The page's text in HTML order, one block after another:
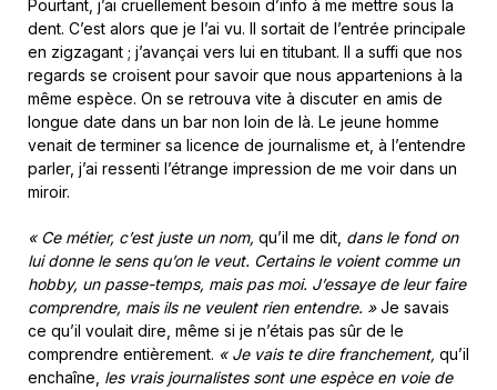
Pourtant, j’ai cruellement besoin d’info à me mettre sous la
dent. C’est alors que je l’ai vu. Il sortait de l’entrée principale
en zigzagant ; j’avançai vers lui en titubant. Il a suffi que nos
regards se croisent pour savoir que nous appartenions à la
même espèce. On se retrouva vite à discuter en amis de
longue date dans un bar non loin de là. Le jeune homme
venait de terminer sa licence de journalisme et, à l’entendre
parler, j’ai ressenti l’étrange impression de me voir dans un
miroir.
« Ce métier, c’est juste un nom, qu’il me dit, dans le fond on
lui donne le sens qu’on le veut. Certains le voient comme un
hobby, un passe-temps, mais pas moi. J’essaye de leur faire
comprendre, mais ils ne veulent rien entendre. »Je savais
ce qu’il voulait dire, même si je n’étais pas sûr de le
comprendre entièrement. « Je vais te dire franchement, qu’il
enchaîne, les vrais journalistes sont une espèce en voie de